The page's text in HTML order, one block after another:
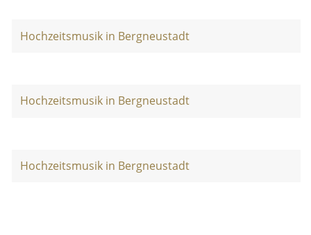
Hochzeitsmusik in Bergneustadt
Hochzeitsmusik in Bergneustadt
Hochzeitsmusik in Bergneustadt